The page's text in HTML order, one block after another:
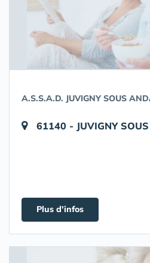
A.S.S.A.D. JUVIGNY SOUS
61140 - JUVIGNY
Plus d'infos